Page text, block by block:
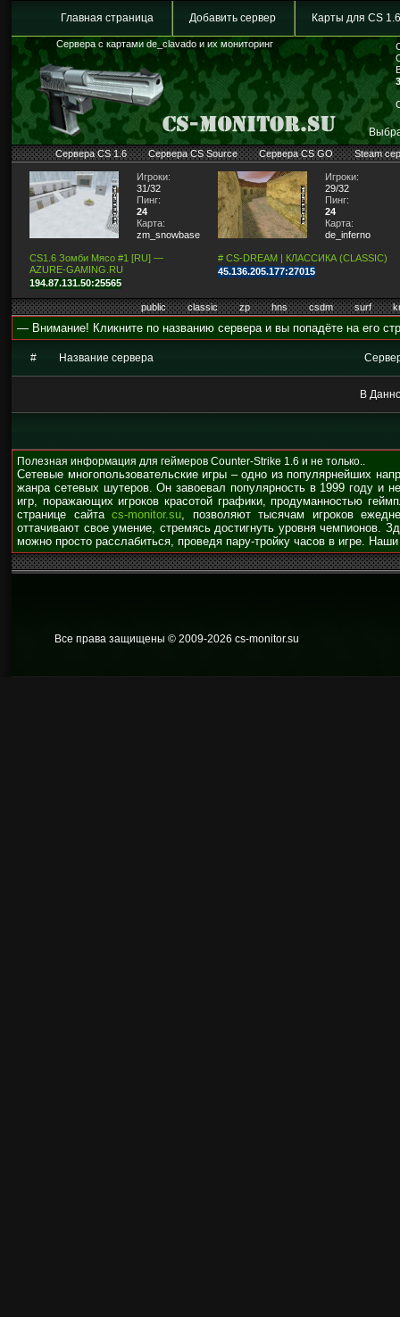
Главная страница Добавить сервер Карты для CS 1.6
Сервера с картами de_clavado и их мониторинг
Сервера CS 1.6 Сервера CS Source Сервера CS GO Steam
Игроки:
31/32
Пинг:
24
Карта:
zm_snowbase2
CS1.6 Зомби Мясо #1 [RU] —
AZURE-GAMING.RU
194.87.131.50:25565
Игроки:
29/32
Пинг:
24
Карта:
de_inferno
# CS-DREAM | КЛАССИКА (CLASSIC)
45.136.205.177:27015
public classic zp hns csdm surf
— Внимание! Кликните по названию сервера и вы попадёте на его
# Название сервера
В
Полезная информация для геймеров Counter-Strike 1.6 и не только..
Сетевые многопользовательские игры – одно из популярнейших
жанра сетевых шутеров. Он завоевал популярность в 1999 году и
игр, поражающих игроков красотой графики, продуманностью
странице сайта cs-monitor.su, позволяют тысячам игроков
оттачивают свое умение, стремясь достигнуть уровня чемпионов.
можно просто расслабиться, проведя пару-тройку часов в игре.
Все права защищены © 2009-2026 cs-monitor.su